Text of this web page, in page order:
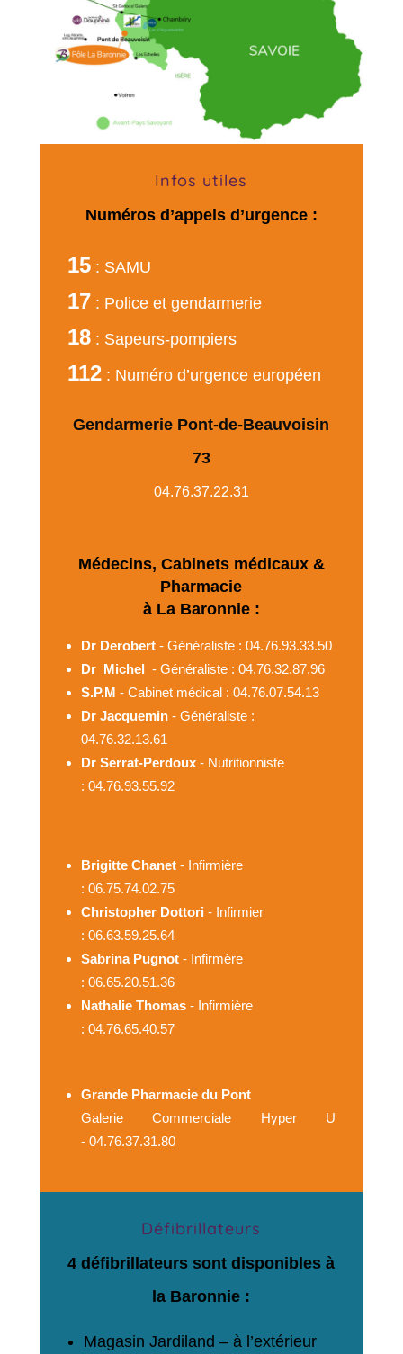
Infos utiles
Numéros d’appels d’urgence :
15: SAMU
17 : Police et gendarmerie
18: Sapeurs-pompiers
112: Numéro d’urgence européen
Gendarmerie Pont-de-Beauvoisin
73
04.76.37.22.31
Médecins, Cabinets médicaux &
Pharmacie
à La Baronnie :
Dr Derobert- Généraliste : 04.76.93.33.50
Dr Michel- Généraliste : 04.76.32.87.96
S.P.M - Cabinet médical : 04.76.07.54.13
Dr Jacquemin- Généraliste :
04.76.32.13.61
Dr Serrat-Perdoux- Nutritionniste
: 04.76.93.55.92
Brigitte Chanet- Infirmière
: 06.75.74.02.75
Christopher Dottori- Infirmier
: 06.63.59.25.64
Sabrina Pugnot- Infirmère
: 06.65.20.51.36
Nathalie Thomas- Infirmière
: 04.76.65.40.57
Grande Pharmacie du Pont
Galerie Commerciale Hyper U
- 04.76.37.31.80
Défibrillateurs
4 défibrillateurs sont disponibles à
la Baronnie :
Magasin Jardiland – à l’extérieur